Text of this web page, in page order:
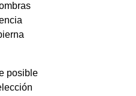
posible